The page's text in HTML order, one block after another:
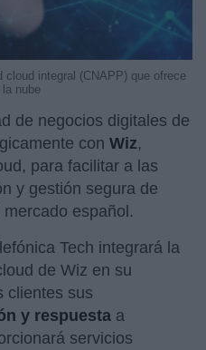
integral (CNAPP) que ofrece
nube
de negocios digitales de
con Wiz,
para facilitar a las
y gestión segura de
mercado español.
Tech integrará la
de Wiz en su
clientes sus
y respuesta a
servicios